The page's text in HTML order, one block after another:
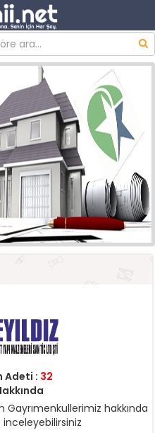
Adeti : 32
Gayrımenkullerimiz hakkında
inceleyebilirsiniz